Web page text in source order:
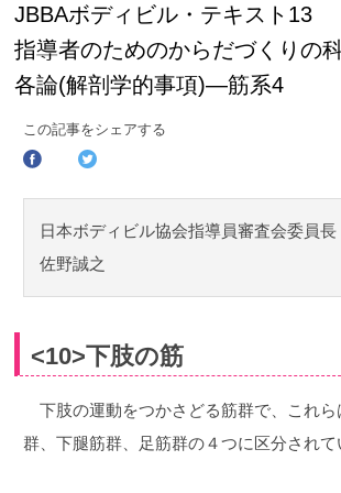
JBBAボディビル・テキスト13
指導者のためのからだづくりの
各論(解剖学的事項)―筋系4
この記事をシェアする
日本ボディビル協会指導員審査会委員長
佐野誠之
<10>下肢の筋
下肢の運動をつかさどる筋群で、これ
群、下腿筋群、足筋群の４つに区分され